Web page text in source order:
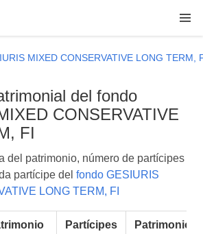
MIXED CONSERVATIVE LONG TERM,
del fondo
CONSERVATIVE
FI
del patrimonio, número de partícipes
partícipe del fondo GESIURIS
LONG TERM, FI
Partícipes
Patrimonio